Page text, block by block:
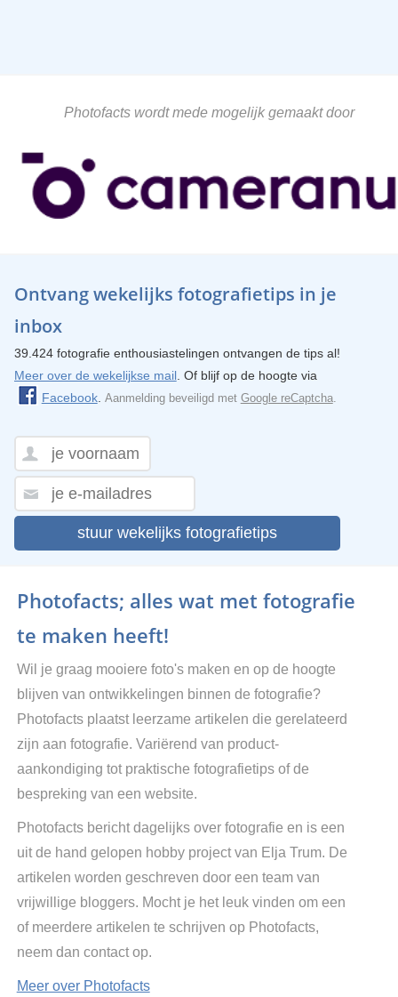
Photofacts wordt mede mogelijk gemaakt door
Ontvang wekelijks fotografietips in je
inbox
39.424 fotografie enthousiastelingen ontvangen de tips al!
Meer over de wekelijkse mail. Of blijf op de hoogte via
Facebook. Aanmelding beveiligd met Google reCaptcha.
stuur wekelijks fotografietips
Photofacts; alles wat met fotografie
te maken heeft!
Wil je graag mooiere foto's maken en op de hoogte
blijven van ontwikkelingen binnen de fotografie?
Photofacts plaatst leerzame artikelen die gerelateerd
zijn aan fotografie. Variërend van product-
aankondiging tot praktische fotografietips of de
bespreking van een website.
Photofacts bericht dagelijks over fotografie en is een
uit de hand gelopen hobby project van Elja Trum. De
artikelen worden geschreven door een team van
vrijwillige bloggers. Mocht je het leuk vinden om een
of meerdere artikelen te schrijven op Photofacts,
neem dan contact op.
Meer over Photofacts